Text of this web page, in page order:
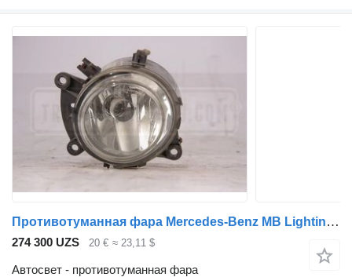
Противотуманная фара Mercedes-Benz MB Lighting Mistlamp Li. MP4 9608200456 для грузовика
274 300 UZS 20 € ≈ 23,11 $
Автосвет - противотуманная фара